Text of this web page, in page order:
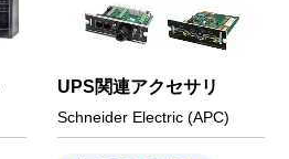
UPS関連アクセサリ
Schneider Electric (APC)